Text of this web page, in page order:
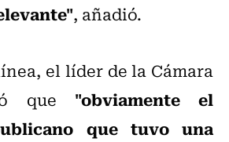
, añadió.
el líder de la Cámara
que "obviamente el
que tuvo una